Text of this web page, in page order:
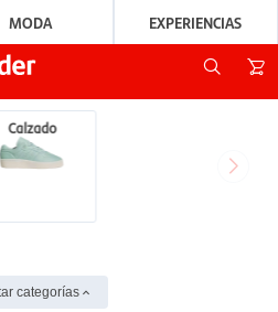
MODA EXPERIENCIAS
Calzado
categorías